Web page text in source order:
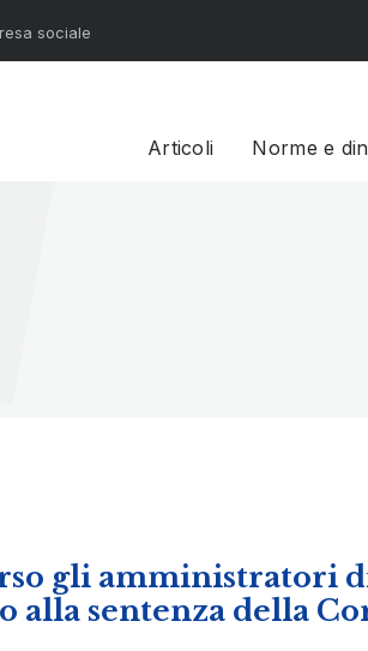
sociale
Articoli Norme e
gli amministratori
alla sentenza della